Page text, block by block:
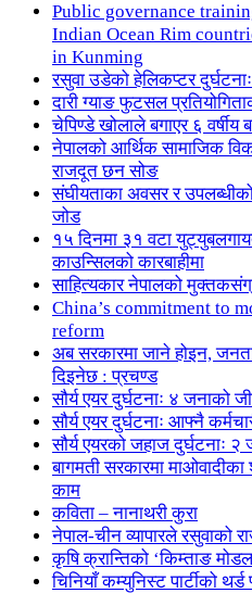
Public governance
Indian Ocean Rim
in Kunming
रसुवा उडेको हेलिकप्टर
दारी ग्याङ फुटसल
चेपिण्डे खोलाले बगाएर ६ वर्षीय
नेपालको आर्थिक सामाजिक
राजदूत छन सोङ
संघीयताका अवसर र
जोड
१५ दिनमा ३१ वटा
काउन्सिलको कारबाहीमा
साहित्यकार नेपालको
China’s commitment to
reform
अब सरकारमा जाने होइन,
दिइनेछ : प्रचण्ड
सौर्य एयर दुर्घटनाः ४ जनाको
सौर्य एयर दुर्घटनाः आफ्नै
सौर्य एयरको जहाज दुर्घटनाः
बागमती सरकारमा
काम
कविता – नानाथरी कुरा
नेपाल-चीन व्यापारले रसुवाको
कृषि क्रान्तिको ‘किम्ताङ
चिनियाँ कम्युनिस्ट पार्टीको